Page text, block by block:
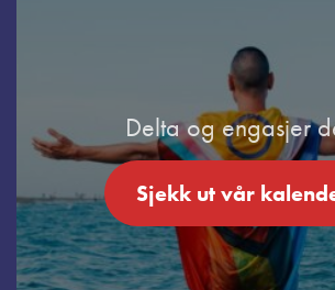
Delta og engasjer
Sjekk ut vår